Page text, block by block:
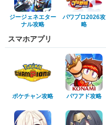
ジージェネエター
ナル攻略
パワプロ2026攻
略
スマホアプリ
ポケチャン攻略 パワアド攻略